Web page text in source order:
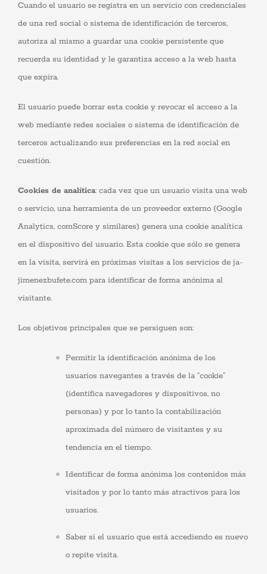
Cuando el usuario se registra en un servicio con credenciales
de una red social o sistema de identificación de terceros,
autoriza al mismo a guardar una cookie persistente que
recuerda su identidad y le garantiza acceso a la web hasta
que expira.
El usuario puede borrar esta cookie y revocar el acceso a la
web mediante redes sociales o sistema de identificación de
terceros actualizando sus preferencias en la red social en
cuestión.
Cookies de analítica: cada vez que un usuario visita una web
o servicio, una herramienta de un proveedor externo (Google
Analytics, comScore y similares) genera una cookie analítica
en el dispositivo del usuario. Esta cookie que sólo se genera
en la visita, servirá en próximas visitas a los servicios de ja-
jimenezbufete.com para identificar de forma anónima al
visitante.
Los objetivos principales que se persiguen son:
Permitir la identificación anónima de los
usuarios navegantes a través de la “cookie”
(identifica navegadores y dispositivos, no
personas) y por lo tanto la contabilización
aproximada del número de visitantes y su
tendencia en el tiempo.
Identificar de forma anónima los contenidos más
visitados y por lo tanto más atractivos para los
usuarios.
Saber si el usuario que está accediendo es nuevo
o repite visita.